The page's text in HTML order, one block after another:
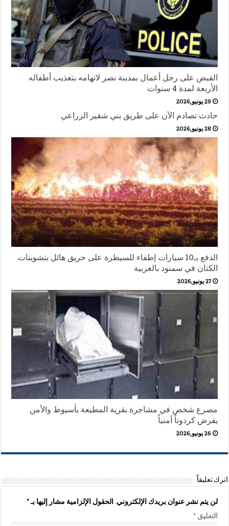
القبض على رجل أعمال بمدينة نصر لاتهامه بتعذيب أطفاله
الأربعة لمدة 4 سنوات
29 يونيو,2026
حادث تصادم الآن على طريق بني شقير الزراعي
28 يونيو,2026
الدفع بـ10 سيارات إطفاء للسيطرة على حريق هائل بتشوينات
الكتان في سمنود بالغربية
27 يونيو,2026
مصرع شخص في مشاجرة بقرية المطيعة بأسيوط والأمن
يفرض كردوناً أمنياً
26 يونيو,2026
اترك تعليقاً
لن يتم نشر عنوان بريدك الإلكتروني. الحقول الإلزامية مشار إليها بـ*
التعليق*